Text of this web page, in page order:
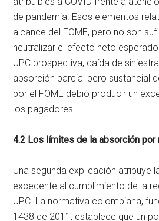
de pandemia. Esos elementos
alcance del FOME, pero no son
neutralizar el efecto neto
UPC prospectiva, caída de
absorción parcial pero sustancial
por el FOME debió producir un
los pagadores.
4.2 Los límites de la absorción
Una segunda explicación atribuye
excedente al cumplimiento de la
UPC. La normativa colombiana,
1438 de 2011, establece que un